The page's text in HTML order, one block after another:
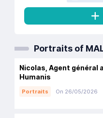
Portraits of
Nicolas, Agent général
Humanis
Portraits On 26/05/2026